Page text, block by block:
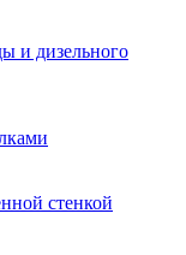
и дизельного
стенкой